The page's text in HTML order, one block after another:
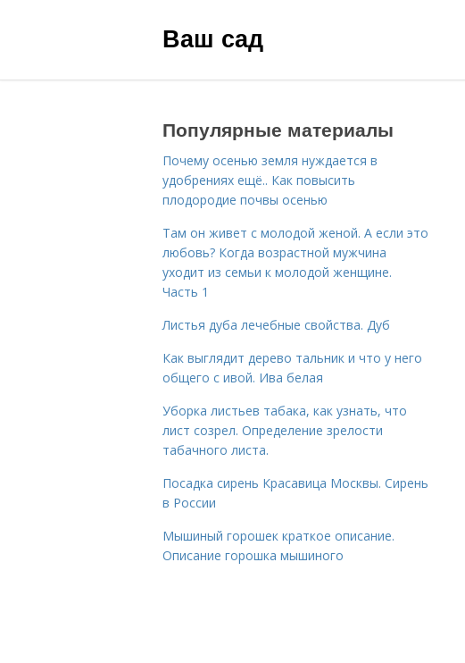
Ваш сад
Популярные материалы
Почему осенью земля нуждается в
удобрениях ещё.. Как повысить
плодородие почвы осенью
Там он живет с молодой женой. А если это
любовь? Когда возрастной мужчина
уходит из семьи к молодой женщине.
Часть 1
Листья дуба лечебные свойства. Дуб
Как выглядит дерево тальник и что у него
общего с ивой. Ива белая
Уборка листьев табака, как узнать, что
лист созрел. Определение зрелости
табачного листа.
Посадка сирень Красавица Москвы. Сирень
в России
Мышиный горошек краткое описание.
Описание горошка мышиного